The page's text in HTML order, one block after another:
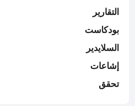
التقارير
بودكاست
السلايدير
إشاعات
تحقق